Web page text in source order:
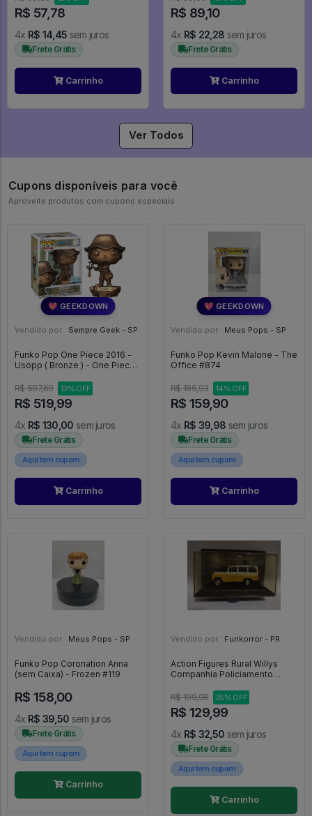
R$ 57,78
4x R$ 14,45 sem juros
Frete Grátis
Carrinho
R$ 89,10
4x R$ 22,28 sem juros
Frete Grátis
Carrinho
Ver Todos
Cupons disponíveis para você
Aproveite produtos com cupons especiais
💖 GEEKDOWN
Vendido por: Sempre Geek - SP
Funko Pop One Piece 2016 -
Usopp ( Bronze ) - One Piece
R$ 597,69
13% OFF
R$ 519,99
4x R$ 130,00 sem juros
Frete Grátis
Aqui tem cupom
Carrinho
💖 GEEKDOWN
Vendido por: Meus Pops - SP
Funko Pop Kevin Malone - The
Office #874
R$ 185,93 14% OFF
R$ 159,90
4x R$ 39,98 sem juros
Frete Grátis
Aqui tem cupom
Carrinho
Vendido por: Meus Pops - SP
Funko Pop Coronation Anna
(sem Caixa) - Frozen #119
R$ 158,00
4x R$ 39,50 sem juros
Frete Grátis
Aqui tem cupom
Carrinho
Vendido por: Funkorror - PR
Action Figures Rural Willys
Companhia Policiamento
Antigos
R$ 199,98 35% OFF
R$ 129,99
4x R$ 32,50 sem juros
Frete Grátis
Aqui tem cupom
Carrinho